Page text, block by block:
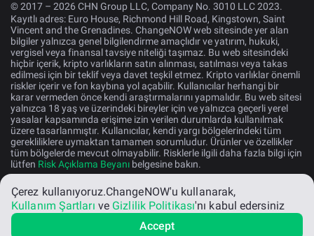
© 2017 – 2026 CHN Group LLC, Company No. 3010 LLC 2023.
Kayıtlı adres: Euro House, Richmond Hill Road, Kingstown, Saint
Vincent and the Grenadines. ChangeNOW web sitesinde yer alan
bilgiler yalnızca genel bilgilendirme amaçlıdır ve yatırım, hukuki,
vergisel veya finansal tavsiye niteliği taşımaz. Bu web sitesindeki
hiçbir içerik, kripto varlıkların satın alınması, satılması veya takas
edilmesi için bir teklif veya davet teşkil etmez. Kripto varlıklar önemli
riskler içerir ve fon kaybına yol açabilir. Kullanıcılar herhangi bir
karar vermeden önce kendi araştırmalarını yapmalıdır. Bu web sitesi
yalnızca 18 yaş ve üzerindeki bireyler için ve yalnızca geçerli yerel
yasalar kapsamında erişime izin verilen durumlarda kullanılmak
üzere tasarlanmıştır. Kullanıcılar, kendi yargı bölgelerindeki tüm
gerekliliklere uymaktan tamamen sorumludur. Ürünler ve özellikler
tüm bölgelerde mevcut olmayabilir. Risklerle ilgili daha fazla bilgi için
lütfen Risk Açıklama Beyanı belgesine bakın.
Türk
Çerez kullanıyoruz.ChangeNOW'u kullanarak,
Kullanım Şartları ve Gizlilik Politikası'nı kabul edersiniz
Accept